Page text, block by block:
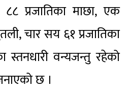
८८ प्रजातिका माछा, एक
चार सय ६१ प्रजातिका
स्तनधारी वन्यजन्तु रहेको
छ ।